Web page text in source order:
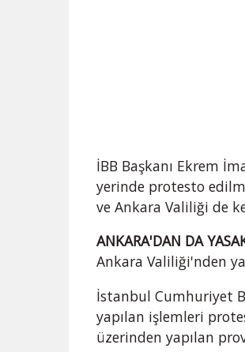
İBB Başkanı Ekrem
yerinde protesto
ve Ankara Valiliği de
ANKARA'DAN DA
Ankara Valiliği'nden
İstanbul Cumhuriyet
yapılan işlemleri
üzerinden yapılan